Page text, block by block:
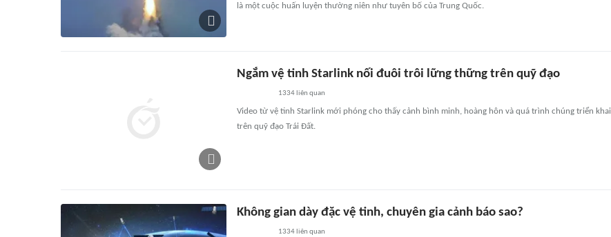
là một cuộc huấn luyện thường niên như tuyên bố của Trung Quốc.
Ngắm vệ tinh Starlink nối đuôi trôi lững thững trên quỹ đạo
1334 liên quan
Video từ vệ tinh Starlink mới phóng cho thấy cảnh bình minh, hoàng hôn và quá trình chúng triển khai
trên quỹ đạo Trái Đất.
Không gian dày đặc vệ tinh, chuyên gia cảnh báo sao?
1334 liên quan